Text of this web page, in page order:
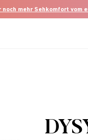
mehr Sehkomfort vom